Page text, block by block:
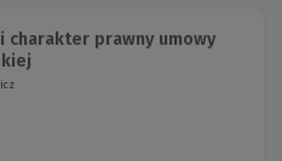
charakter prawny umowy